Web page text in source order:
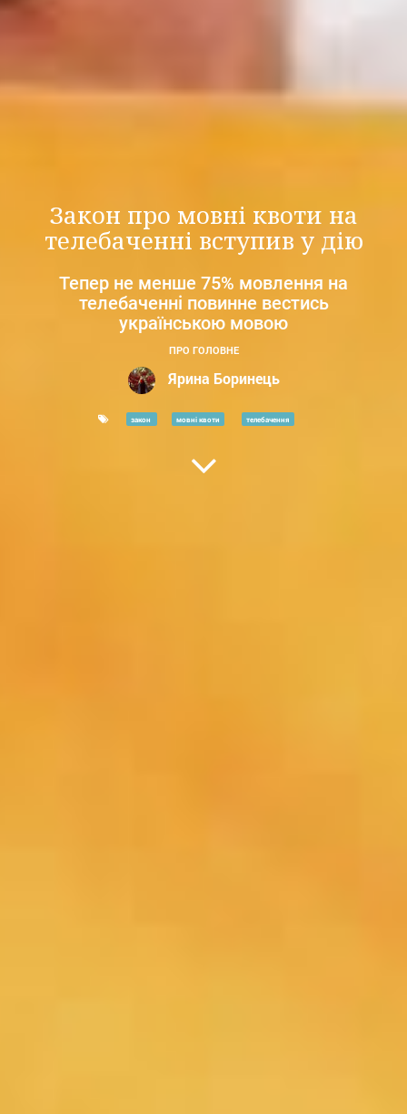
Закон про мовні квоти на
телебаченні вступив у дію
Тепер не менше 75% мовлення на
телебаченні повинне вестись
українською мовою
ПРО ГОЛОВНЕ
Ярина Боринець
закон мовні квоти телебачення